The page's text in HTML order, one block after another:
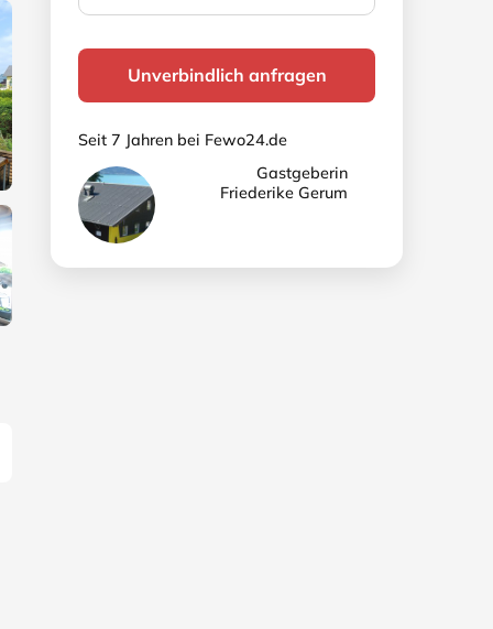
Unverbindlich anfragen
Seit 7 Jahren bei Fewo24.de
Gastgeberin
Friederike Gerum